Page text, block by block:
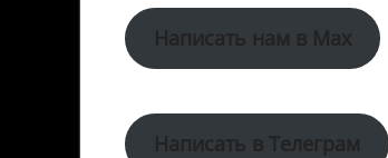
Написать нам в Max
Написать в Телеграм